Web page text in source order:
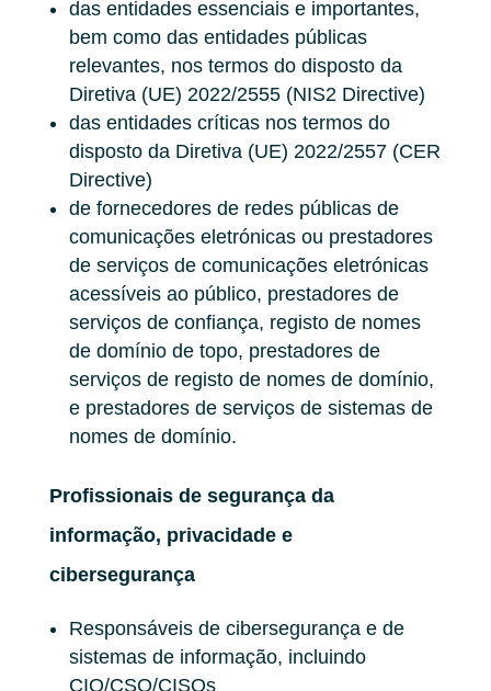
das entidades essenciais e importantes,
bem como das entidades públicas
relevantes, nos termos do disposto da
Diretiva (UE) 2022/2555 (NIS2 Directive)
das entidades críticas nos termos do
disposto da Diretiva (UE) 2022/2557 (CER
Directive)
de fornecedores de redes públicas de
comunicações eletrónicas ou prestadores
de serviços de comunicações eletrónicas
acessíveis ao público, prestadores de
serviços de confiança, registo de nomes
de domínio de topo, prestadores de
serviços de registo de nomes de domínio,
e prestadores de serviços de sistemas de
nomes de domínio.
Profissionais de segurança da
informação, privacidade e
cibersegurança
Responsáveis de cibersegurança e de
sistemas de informação, incluindo
CIO/CSO/CISOs